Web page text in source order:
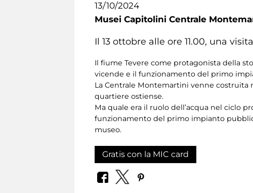
13/10/2024
Musei Capitolini Centrale
Il 13 ottobre alle ore 11.00, una
Il fiume Tevere come protagonista della
vicende e il funzionamento del primo
La Centrale Montemartini venne costruita
quartiere ostiense.
Ma quale era il ruolo dell’acqua nel ciclo
funzionamento del primo impianto
museo.
Gratis con la MIC card